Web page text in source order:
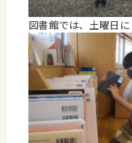
図書館では、土曜日に